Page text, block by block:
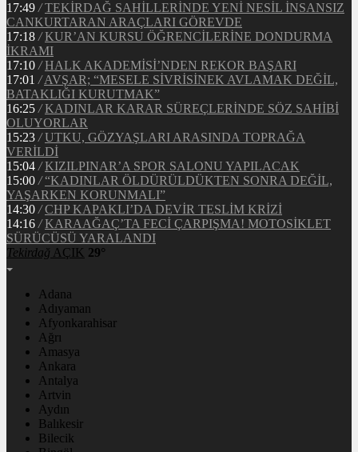
17:49 / TEKİRDAĞ SAHİLLERİNDE YENİ NESİL İNSANSIZ
CANKURTARAN ARAÇLARI GÖREVDE
17:18 / KUR’AN KURSU ÖĞRENCİLERİNE DONDURMA
İKRAMI
17:10 / HALK AKADEMİSİ’NDEN REKOR BAŞARI
17:01 / AVŞAR; “MESELE SİVRİSİNEK AVLAMAK DEĞİL,
BATAKLIĞI KURUTMAK”
16:25 / KADINLAR KARAR SÜREÇLERİNDE SÖZ SAHİBİ
OLUYORLAR
15:23 / UTKU, GÖZYAŞLARI ARASINDA TOPRAĞA
VERİLDİ
15:04 / KIZILPINAR’A SPOR SALONU YAPILACAK
15:00 / “KADINLAR ÖLDÜRÜLDÜKTEN SONRA DEĞİL,
YAŞARKEN KORUNMALI”
14:30 / CHP KAPAKLI’DA DEVİR TESLİM KRİZİ
14:16 / KARAAĞAÇ’TA FECİ ÇARPIŞMA! MOTOSİKLET
SÜRÜCÜSÜ YARALANDI
Tekirdağ AÇIK 29°
Adana
Adıyaman
Afyonkarahisar
Ağrı
Amasya
Ankara
Antalya
Artvin
Aydın
Balıkesir
Bilecik